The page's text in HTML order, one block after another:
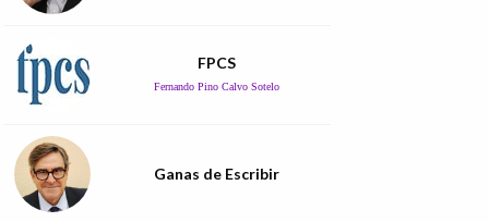
FPCS
Fernando Pino Calvo Sotelo
Ganas de Escribir